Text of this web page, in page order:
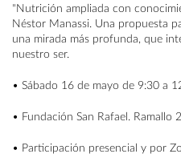
"Nutrición ampliada con
Néstor Manassi. Una propuesta
una mirada más profunda, que
nuestro ser.
• Sábado 16 de mayo de 9:30 a
• Fundación San Rafael. Ramallo
• Participación presencial y por